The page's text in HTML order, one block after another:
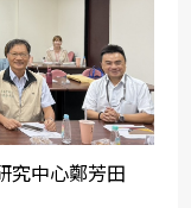
究中心鄭芳田